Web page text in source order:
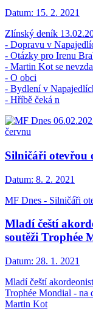
Datum: 15. 2. 2021
Zlínský deník
- Dopravu v
- Otázky pro Irenu
- Martin Kot se
- O obci
- Bydlení v
- Hříbě čeká n
Silničáři otevřou
Datum: 8. 2. 2021
MF Dnes - Silničáři
Mladí čeští
soutěži Trophée
Datum: 28. 1. 2021
Mladí čeští
Trophée Mondial - na
Martin Kot